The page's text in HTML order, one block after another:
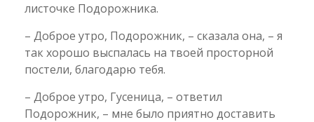
листочке Подорожника.
– Доброе утро, Подорожник, – сказала она, – я
так хорошо выспалась на твоей просторной
постели, благодарю тебя.
– Доброе утро, Гусеница, – ответил
Подорожник, – мне было приятно доставить